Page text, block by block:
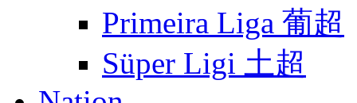
Primeira Liga 葡超
Süper Ligi 土超